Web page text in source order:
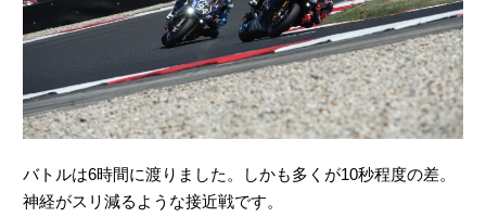
バトルは6時間に渡りました。しかも多くが10秒程度の差。
神経がスリ減るような接近戦です。